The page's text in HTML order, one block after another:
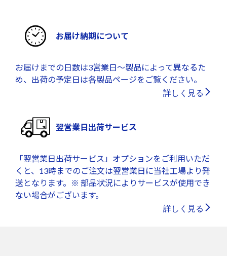
お届け納期について
お届けまでの日数は3営業日～製品によって異なるた
め、出荷の予定日は各製品ページをご覧ください。
詳しく見る
翌営業日出荷サービス
「翌営業日出荷サービス」オプションをご利用いただ
くと、13時までのご注文は翌営業日に当社工場より発
送となります。※ 部品状況によりサービスが使用でき
ない場合がございます。
詳しく見る